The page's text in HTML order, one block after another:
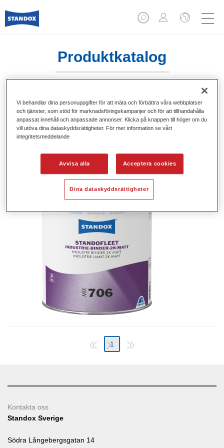
Produktkatalog
Standofleet Industry Binder 2K Matt
Mix 706
Artikelnummer
Produktnummer 4024669915778
Mer information
1
Kontakta oss
Standox Sverige
Södra Långebergsgatan 14
Vi behandlar dina personuppgifter för att mäta och förbättra våra webbplatser
och tjänster, som stöd för marknadsföringskampanjer och för att tillhandahålla
anpassat innehåll och anpassade annonser. Klicka på knappen till höger om du
vill utöva dina dataskyddsrättigheter. För mer information se vårt
integritetsmeddelande
Avvisa alla Acceptera cookies
Dina dataskyddsrättigheter